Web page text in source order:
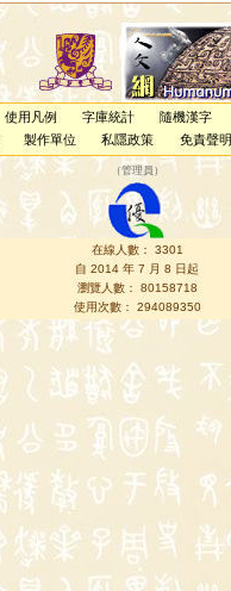
使用凡例 字庫統計 隨機漢字
製作單位 私隱政策 免責聲明
（管理員 ）
在線人數： 3301
自 2014 年 7 月 8 日起
瀏覽人數： 80158718
使用次數： 294089350